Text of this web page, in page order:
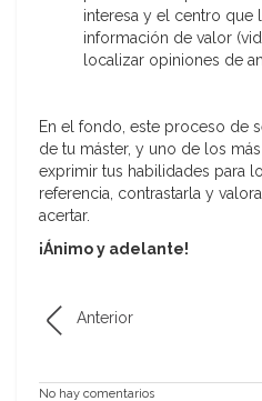
interesa y el centro que
información de valor
localizar opiniones de
En el fondo, este proceso de
de tu máster, y uno de los
exprimir tus habilidades para
referencia, contrastarla y
acertar.
¡Ánimo y adelante!
Anterior
No hay comentarios